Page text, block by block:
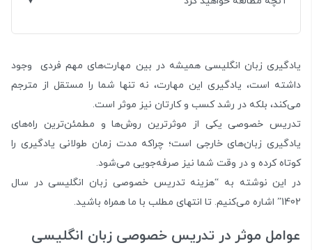
یادگیری زبان انگلیسی همیشه در بین مهارت‌های مهم فردی وجود
داشته است، یادگیری این مهارت، نه تنها شما را مستقل از مترجم
می‌کند، بلکه در رشد کسب و کارتان نیز موثر است.
تدریس خصوصی یکی از موثرترین روش‌ها و مطمئن‌ترین راه‌های
یادگیری زبان‌های خارجی است؛ چراکه مدت زمان طولانی یادگیری را
کوتاه کرده و در وقت شما نیز صرفه‌جویی می‌شود.
در این نوشته به “هزینه تدریس خصوصی زبان انگلیسی در سال
1402” اشاره می‌کنیم. تا انتهای مطلب با ما همراه باشید.
عوامل موثر در تدریس خصوصی زبان انگلیسی